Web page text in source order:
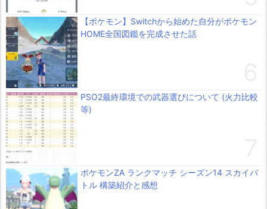
【ポケモン】Switchから始めた自分がポケモン
HOME全国図鑑を完成させた話
PSO2最終環境での武器選びについて (火力比較
等)
ポケモンZA ランクマッチ シーズン14 スカイバ
トル 構築紹介と感想